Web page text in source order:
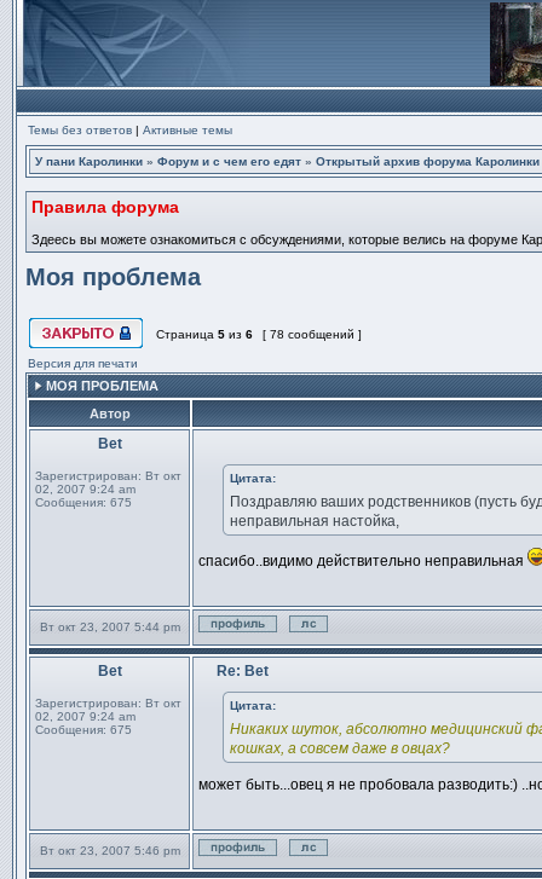
Темы без ответов | Активные темы
У пани Каролинки » Форум и с чем его едят » Открытый архив форума Каролинки
Правила форума
Здеесь вы можете ознакомиться с обсуждениями, которые велись на форуме
Моя проблема
Страница 5 из 6 [ 78 сообщений ]
Версия для печати
МОЯ ПРОБЛЕМА
Автор
Bet
Зарегистрирован: Вт окт
02, 2007 9:24 am
Сообщения: 675
Цитата:
Поздравляю ваших родственников (пусть
неправильная настойка,
спасибо..видимо действительно неправильная
Вт окт 23, 2007 5:44 pm
Профиль
Отправить личное
Bet
Зарегистрирован: Вт окт
02, 2007 9:24 am
Сообщения: 675
Re: Bet
Цитата:
Никаких шуток, абсолютно медицинский
кошках, а совсем даже в овцах?
может быть...овец я не пробовала разводить:)
Вт окт 23, 2007 5:46 pm
Профиль
Отправить личное